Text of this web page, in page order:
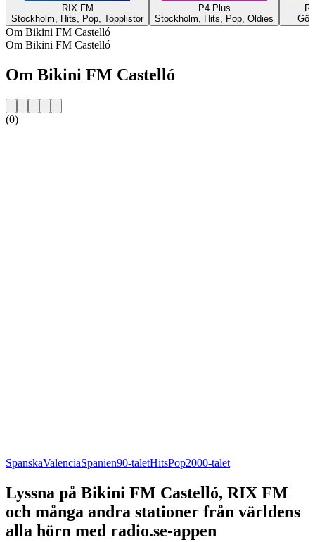
RIX FM
Stockholm, Hits, Pop, Topplistor
P4 Plus
Stockholm, Hits, Pop, Oldies
Om Bikini FM Castelló
Om Bikini FM Castelló
Om Bikini FM Castelló
(0)
SpanskaValenciaSpanien90-taletHitsPop2000-talet
Lyssna på Bikini FM Castelló, RIX FM
och många andra stationer från världens
alla hörn med radio.se-appen